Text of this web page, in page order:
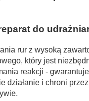
do
rur z wysoką
który jest
reakcji -
działanie i chroni